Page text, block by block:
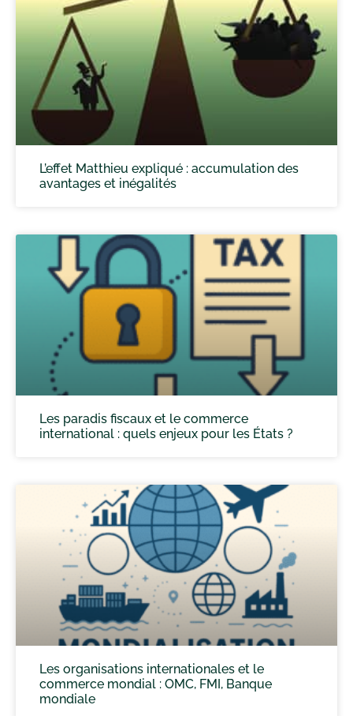
L’effet Matthieu expliqué : accumulation des
avantages et inégalités
Les paradis fiscaux et le commerce
international : quels enjeux pour les États ?
Les organisations internationales et le
commerce mondial : OMC, FMI, Banque
mondiale